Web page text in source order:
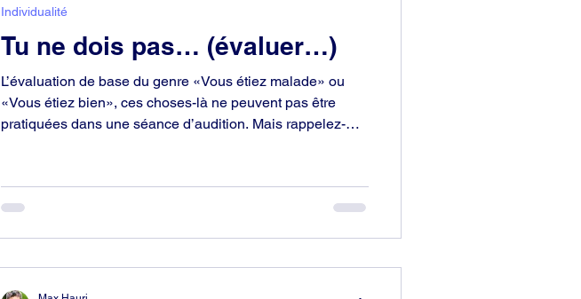
Tu ne dois pas… (évaluer…)
L’évaluation de base du genre «Vous étiez malade» ou
«Vous étiez bien», ces choses-là ne peuvent pas être
pratiquées dans une séance d’audition. Mais rappelez-
Cela ne paralyse pas un scientologue dans toute son
activité sociale. Quand c’est le cas, il se trouve plutôt mal
Individualité